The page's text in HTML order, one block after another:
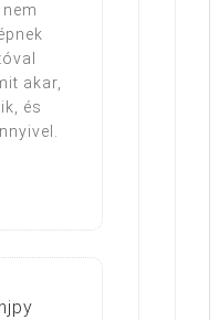
akar,
és